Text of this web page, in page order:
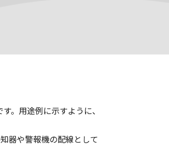
。用途例に示すように、
器や警報機の配線として